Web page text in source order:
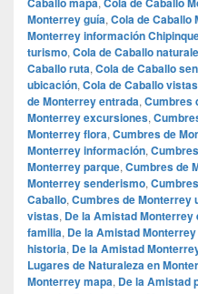
Monterrey guía, Cola de Caballo
Monterrey información
turismo, Cola de Caballo
Caballo ruta, Cola de Caballo
ubicación, Cola de Caballo vistas
de Monterrey entrada, Cumbres
Monterrey excursiones,
Monterrey flora, Cumbres de
Monterrey información,
Monterrey parque, Cumbres de
Monterrey senderismo,
Caballo, Cumbres de Monterrey
vistas, De la Amistad Monterrey
familia, De la Amistad
historia, De la Amistad
Lugares de Naturaleza en
Monterrey mapa, De la Amistad